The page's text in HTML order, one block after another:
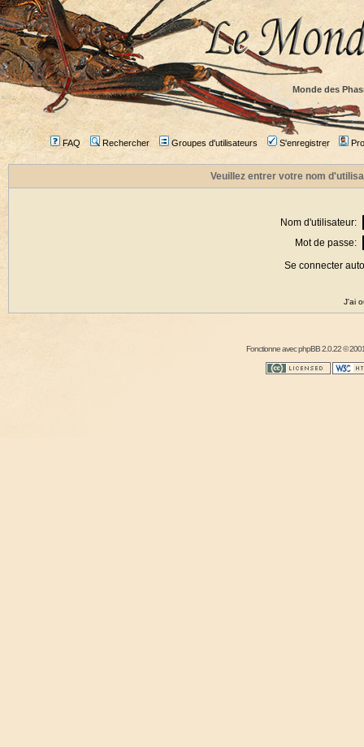
Monde des
FAQ Rechercher Groupes d'utilisateurs S'enregistrer
Veuillez entrer votre nom
Nom d'utilisateur:
Mot de passe:
Se connecter
J'ai
Fonctionne avecphpBB2.0.22 ©